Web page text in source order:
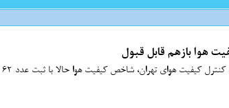
هوا بازهم قابل قبول